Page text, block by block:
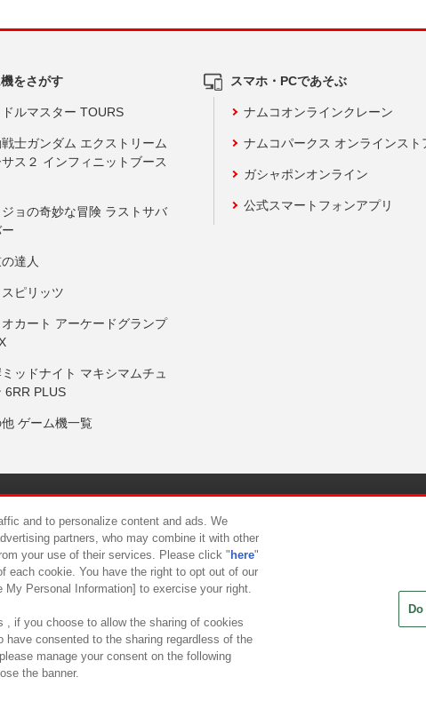
をさがす
ルマスター TOURS
士ガンダム エクストリーム
ス２ インフィニットブース
ョの奇妙な冒険 ラストサバ
達人
ピリッツ
カート アーケードグランプ
ッドナイト マキシマムチュ
6RR PLUS
ゲーム機一覧
スマホ・PCであそぶ
ナムコオンラインクレーン
ナムコパークス オンラインスト
ガシャポンオンライン
公式スマートフォンアプリ
について カスタマーハラスメント対応方針
and to personalize content and ads. We
partners, who may combine it with other
your use of their services. Please click " here"
each cookie. You have the right to opt out of our
Personal Information] to exercise your right.
, if you choose to allow the sharing of cookies
have consented to the sharing regardless of the
manage your consent on the following
the banner.